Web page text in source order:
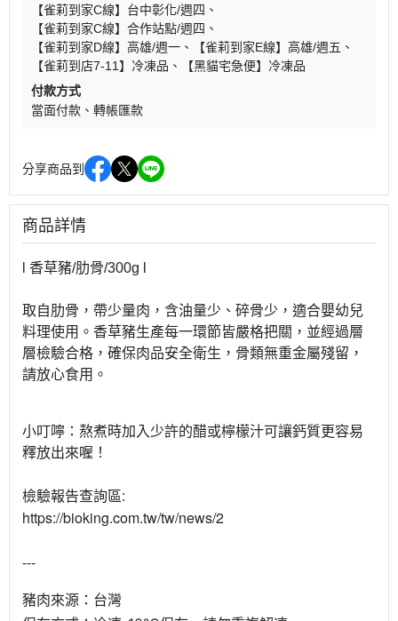
【雀莉到家C線】台中彰化/週四
【雀莉到家C線】合作站點/週四
【雀莉到家D線】高雄/週一
【雀莉到家E線】高雄/週五
【雀莉到店7-11】冷凍品
【黑貓宅急便】冷凍品
付款方式
當面付款
轉帳匯款
分享商品到
商品詳情
l 香草豬/肋骨/300g l
取自肋骨，帶少量肉，含油量少、碎骨少，適合嬰幼兒
料理使用。香草豬生產每一環節皆嚴格把關，並經過層
層檢驗合格，確保肉品安全衛生，骨類無重金屬殘留，
請放心食用。
小叮嚀：熬煮時加入少許的醋或檸檬汁可讓鈣質更容易
釋放出來喔！
檢驗報告查詢區:
https://bioking.com.tw/tw/news/2
---
豬肉來源：台灣